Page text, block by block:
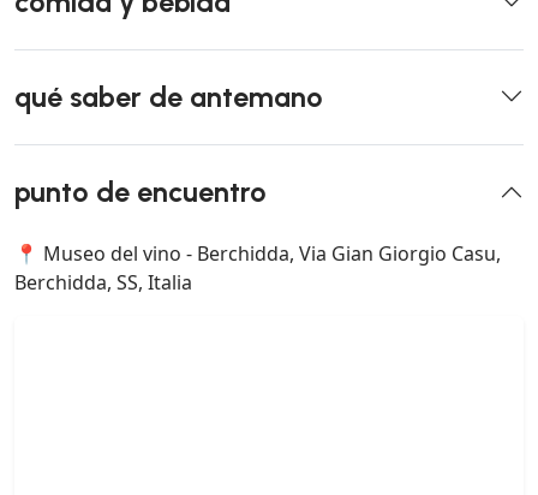
qué saber de antemano
punto de encuentro
📍 Museo del vino - Berchidda, Via Gian Giorgio Casu,
Berchidda, SS, Italia